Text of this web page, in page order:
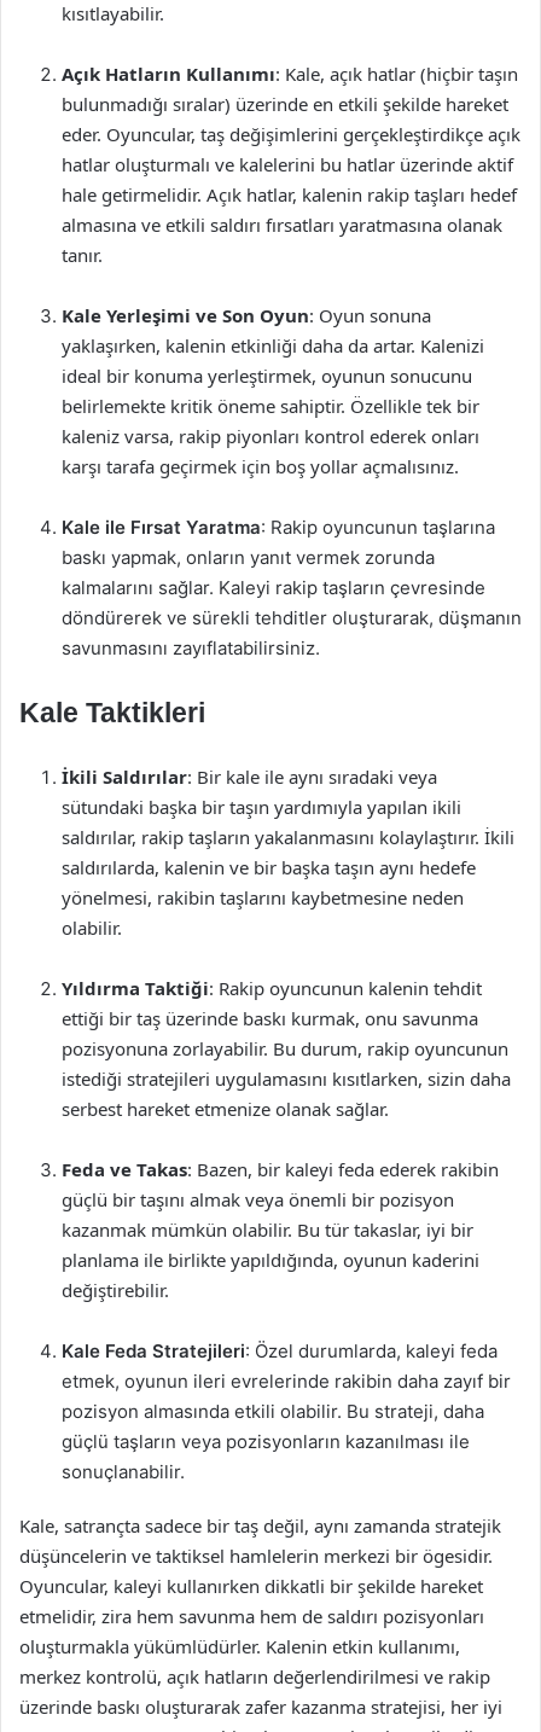
kısıtlayabilir.
Açık Hatların Kullanımı: Kale, açık hatlar (hiçbir taşın
bulunmadığı sıralar) üzerinde en etkili şekilde hareket
eder. Oyuncular, taş değişimlerini gerçekleştirdikçe açık
hatlar oluşturmalı ve kalelerini bu hatlar üzerinde aktif
hale getirmelidir. Açık hatlar, kalenin rakip taşları hedef
almasına ve etkili saldırı fırsatları yaratmasına olanak
tanır.
Kale Yerleşimi ve Son Oyun: Oyun sonuna
yaklaşırken, kalenin etkinliği daha da artar. Kalenizi
ideal bir konuma yerleştirmek, oyunun sonucunu
belirlemekte kritik öneme sahiptir. Özellikle tek bir
kaleniz varsa, rakip piyonları kontrol ederek onları
karşı tarafa geçirmek için boş yollar açmalısınız.
Kale ile Fırsat Yaratma: Rakip oyuncunun taşlarına
baskı yapmak, onların yanıt vermek zorunda
kalmalarını sağlar. Kaleyi rakip taşların çevresinde
döndürerek ve sürekli tehditler oluşturarak, düşmanın
savunmasını zayıflatabilirsiniz.
Kale Taktikleri
İkili Saldırılar: Bir kale ile aynı sıradaki veya
sütundaki başka bir taşın yardımıyla yapılan ikili
saldırılar, rakip taşların yakalanmasını kolaylaştırır. İkili
saldırılarda, kalenin ve bir başka taşın aynı hedefe
yönelmesi, rakibin taşlarını kaybetmesine neden
olabilir.
Yıldırma Taktiği: Rakip oyuncunun kalenin tehdit
ettiği bir taş üzerinde baskı kurmak, onu savunma
pozisyonuna zorlayabilir. Bu durum, rakip oyuncunun
istediği stratejileri uygulamasını kısıtlarken, sizin daha
serbest hareket etmenize olanak sağlar.
Feda ve Takas: Bazen, bir kaleyi feda ederek rakibin
güçlü bir taşını almak veya önemli bir pozisyon
kazanmak mümkün olabilir. Bu tür takaslar, iyi bir
planlama ile birlikte yapıldığında, oyunun kaderini
değiştirebilir.
Kale Feda Stratejileri: Özel durumlarda, kaleyi feda
etmek, oyunun ileri evrelerinde rakibin daha zayıf bir
pozisyon almasında etkili olabilir. Bu strateji, daha
güçlü taşların veya pozisyonların kazanılması ile
sonuçlanabilir.
Kale, satrançta sadece bir taş değil, aynı zamanda stratejik
düşüncelerin ve taktiksel hamlelerin merkezi bir ögesidir.
Oyuncular, kaleyi kullanırken dikkatli bir şekilde hareket
etmelidir, zira hem savunma hem de saldırı pozisyonları
oluşturmakla yükümlüdürler. Kalenin etkin kullanımı,
merkez kontrolü, açık hatların değerlendirilmesi ve rakip
üzerinde baskı oluşturarak zafer kazanma stratejisi, her iyi